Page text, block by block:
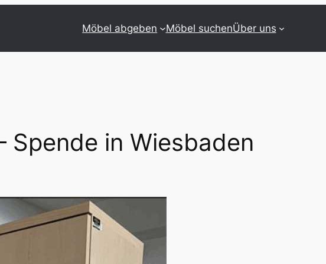
Möbel abgeben Möbel suchenÜber uns
Spende in Wiesbaden